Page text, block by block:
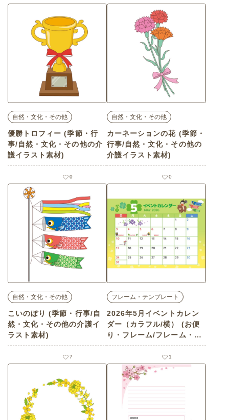
自然・文化・その他
優勝トロフィー (季節・行
事/自然・文化・その他の介
護イラスト素材)
0
自然・文化・その他
カーネーションの花 (季節・
行事/自然・文化・その他の
介護イラスト素材)
0
自然・文化・その他
こいのぼり (季節・行事/自
然・文化・その他の介護イ
ラスト素材)
7
フレーム・テンプレート
2026年5月イベントカレン
ダー（カラフル/横） (お便
り・フレーム/フレーム・テ
ンプレートの介護イラスト
1